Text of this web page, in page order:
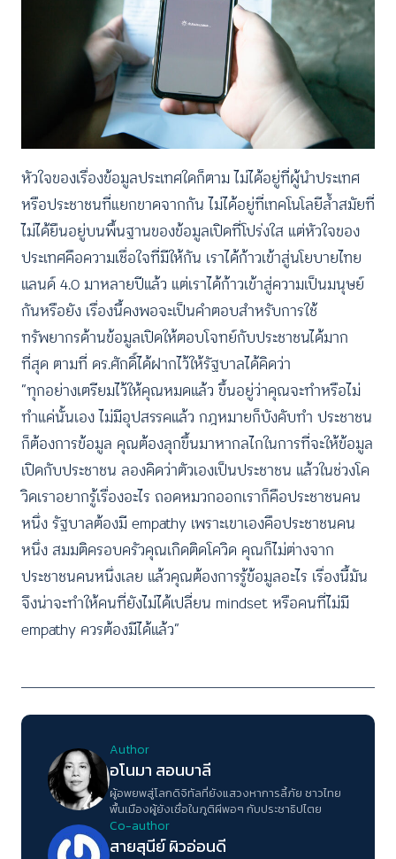
หัวใจของเรื่องข้อมูลประเทศใดก็ตาม ไม่ได้อยู่ที่ผู้นำประเทศ
หรือประชาชนที่แยกขาดจากกัน ไม่ได้อยู่ที่เทคโนโลยีล้ำสมัยที่
ไม่ได้ยืนอยู่บนพื้นฐานของข้อมูลเปิดที่โปร่งใส แต่หัวใจของ
ประเทศคือความเชื่อใจที่มีให้กัน เราได้ก้าวเข้าสู่นโยบายไทย
แลนด์ 4.0 มาหลายปีแล้ว แต่เราได้ก้าวเข้าสู่ความเป็นมนุษย์
กันหรือยัง เรื่องนี้คงพอจะเป็นคำตอบสำหรับการใช้
ทรัพยากรด้านข้อมูลเปิดให้ตอบโจทย์กับประชาชนได้มาก
ที่สุด ตามที่ ดร.ศักดิ์ได้ฝากไว้ให้รัฐบาลได้คิดว่า
“ทุกอย่างเตรียมไว้ให้คุณหมดแล้ว ขึ้นอยู่ว่าคุณจะทำหรือไม่
ทำแค่นั้นเอง ไม่มีอุปสรรคแล้ว กฎหมายก็บังคับทำ ประชาชน
ก็ต้องการข้อมูล คุณต้องลุกขึ้นมาหากลไกในการที่จะให้ข้อมูล
เปิดกับประชาชน ลองคิดว่าตัวเองเป็นประชาชน แล้วในช่วงโค
วิดเราอยากรู้เรื่องอะไร ถอดหมวกออกเราก็คือประชาชนคน
หนึ่ง รัฐบาลต้องมี empathy เพราะเขาเองคือประชาชนคน
หนึ่ง สมมติครอบครัวคุณเกิดติดโควิด คุณก็ไม่ต่างจาก
ประชาชนคนหนึ่งเลย แล้วคุณต้องการรู้ข้อมูลอะไร เรื่องนี้มัน
จึงน่าจะทำให้คนที่ยังไม่ได้เปลี่ยน mindset หรือคนที่ไม่มี
empathy ควรต้องมีได้แล้ว”
Author
อโนมา สอนบาลี
ผู้อพยพสู่โลกดิจิทัลที่ยังแสวงหาการลี้ภัย ชาวไทย
พื้นเมืองผู้ยังเชื่อในภูติผีพอๆ กับประชาธิปไตย
Co-author
สายสุนีย์ ผิวอ่อนดี